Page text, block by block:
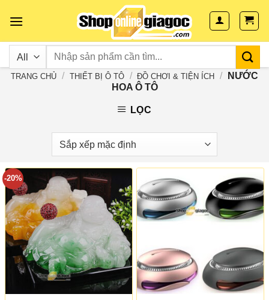
TRANG CHỦ / THIẾT BỊ Ô TÔ / ĐỒ CHƠI & TIỆN ÍCH /
NƯỚC
HOA Ô TÔ
LỌC
-20%